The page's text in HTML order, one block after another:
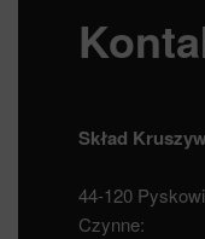
Skład Kruszyw
44-120
Czynne: